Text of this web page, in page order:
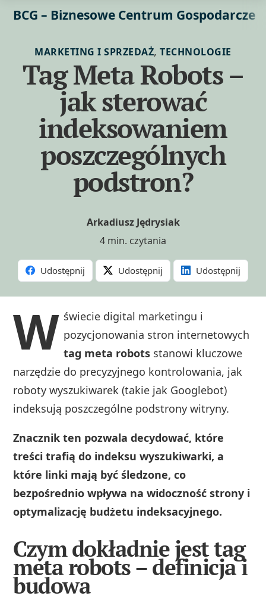
BCG – Biznesowe Centrum Gospodarcze
MARKETING I SPRZEDAŻ,TECHNOLOGIE
Tag Meta Robots –
jak sterować
indeksowaniem
poszczególnych
podstron?
Arkadiusz Jędrysiak
4 min. czytania
Udostępnij Udostępnij Udostępnij
W świecie digital marketingu i
pozycjonowania stron internetowych
tag meta robots stanowi kluczowe
narzędzie do precyzyjnego kontrolowania, jak
roboty wyszukiwarek (takie jak Googlebot)
indeksują poszczególne podstrony witryny.
Znacznik ten pozwala decydować, które
treści trafią do indeksu wyszukiwarki, a
które linki mają być śledzone, co
bezpośrednio wpływa na widoczność strony i
optymalizację budżetu indeksacyjnego.
Czym dokładnie jest tag
meta robots – definicja i
budowa